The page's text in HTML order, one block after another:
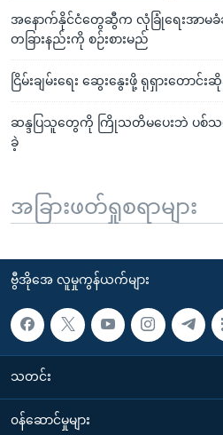
အနောက်နိုင်ငံတွေဆွီက လုံခြုံရေးအာမခံ
တခြားနည်းကို စဉ်းစားမည်
ငြိမ်းချမ်းရေး ဆွေးနွေးဖို့ ရုရှားတော
ဆန္ဒပြသူတွေကို ကြိုသတိမပေးဘဲ ပစ်
ခဲ့
အခြားဖတ်ရှုစရာများ
ဗွီအိုအေ လူမှုကွန်ယက်များ
သတင်း
၀န်ဆောင်မှုများ